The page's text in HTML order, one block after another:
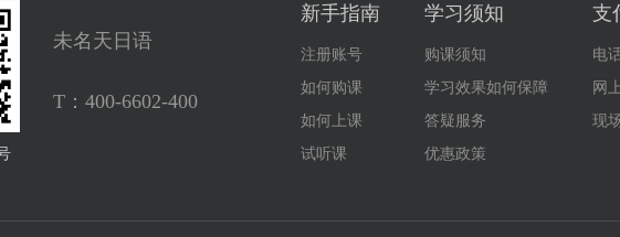
未名天日语
T： 400-6602-400
新手指南
注册账号
如何购课
如何上课
试听课
学习须知
购课须知
学习效果如何保障
答疑服务
优惠政策
支
电
网
现